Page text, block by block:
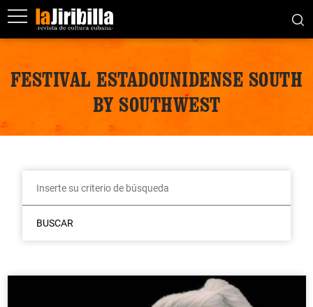
FESTIVAL ESTADOUNIDENSE SOUTH
BY SOUTHWEST
BUSCAR